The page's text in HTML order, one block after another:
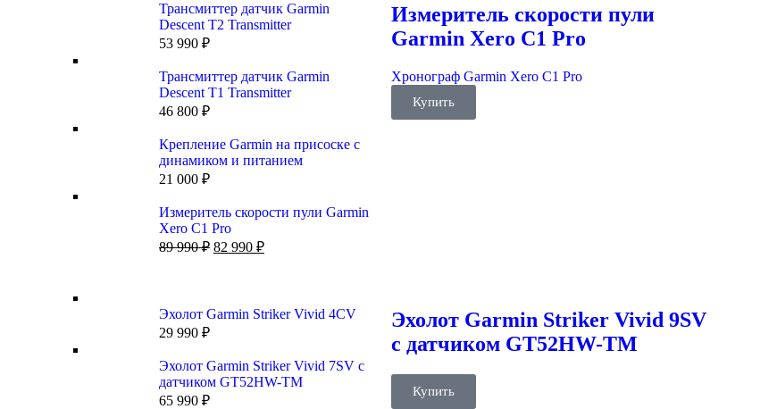
Трансмиттер датчик Garmin
Descent T2 Transmitter
53 990 ₽
Трансмиттер датчик Garmin
Descent T1 Transmitter
46 800 ₽
Крепление Garmin на присоске с
динамиком и питанием
21 000 ₽
Измеритель скорости пули Garmin
Xero C1 Pro
89 990₽ 82 990 ₽
Измеритель скорости пули
Garmin Xero C1 Pro
Хронограф Garmin Xero C1 Pro
Купить
Эхолот Garmin Striker Vivid 4CV
29 990 ₽
Эхолот Garmin Striker Vivid 7SV с
датчиком GT52HW-TM
65 990 ₽
Эхолот Garmin Striker Vivid 9SV
с датчиком GT52HW-TM
Купить